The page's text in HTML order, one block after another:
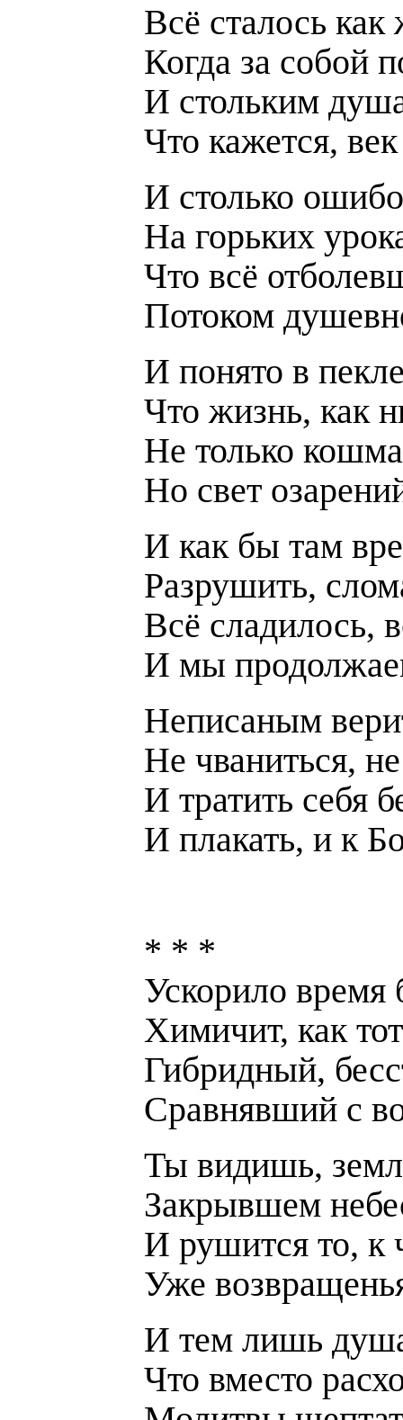
Всё сталось
Когда за собой
И стольким
Что кажется,
И столько
На горьких
Что всё
Потоком
И понято в
Что жизнь, как
Не только
Но свет
И как бы там
Разрушить,
Всё сладилось,
И мы
Неписаным
Не чваниться,
И тратить себя
И плакать, и к
* * *
Ускорило время
Химичит, как
Гибридный,
Сравнявший с
Ты видишь,
Закрывшем
И рушится то, к
Уже
И тем лишь
Что вместо